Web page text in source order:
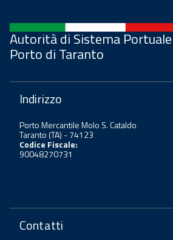
Autorità di Sistema
Porto di Taranto
Indirizzo
Porto Mercantile Molo S. Cataldo
Taranto (TA) - 74123
Codice Fiscale:
90048270731
Contatti